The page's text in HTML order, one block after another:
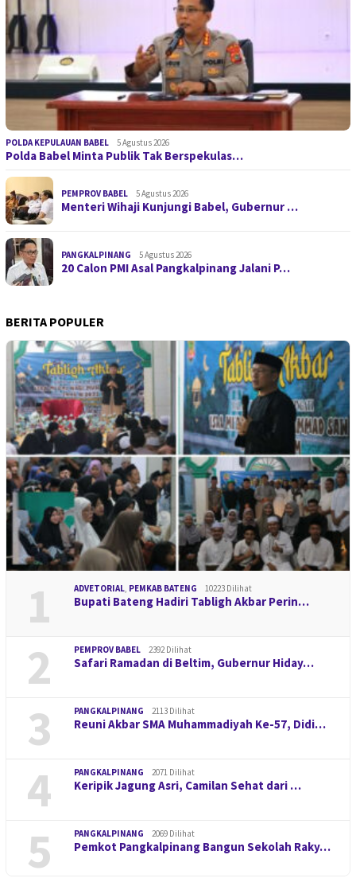
POLDA KEPULAUAN BABEL 5 Agustus 2026
Polda Babel Minta Publik Tak Berspekulas…
PEMPROV BABEL 5 Agustus 2026
Menteri Wihaji Kunjungi Babel, Gubernur …
PANGKALPINANG 5 Agustus 2026
20 Calon PMI Asal Pangkalpinang Jalani P…
BERITA POPULER
1 ADVETORIAL, PEMKAB BATENG 10223 Dilihat
Bupati Bateng Hadiri Tabligh Akbar Perin…
2 PEMPROV BABEL 2392 Dilihat
Safari Ramadan di Beltim, Gubernur Hiday…
3 PANGKALPINANG 2113 Dilihat
Reuni Akbar SMA Muhammadiyah Ke-57, Didi…
4 PANGKALPINANG 2071 Dilihat
Keripik Jagung Asri, Camilan Sehat dari …
5 PANGKALPINANG 2069 Dilihat
Pemkot Pangkalpinang Bangun Sekolah Raky…